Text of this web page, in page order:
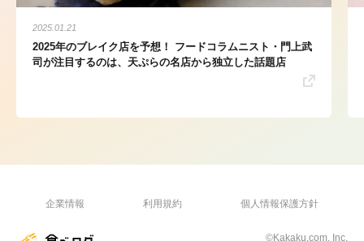
2025.01.21
2025年のブレイク店を予想！ フードコラムニスト・門上武
司が注目するのは、天ぷらの名店から独立した話題店
企業情報 利用規約 個人情報保護方針
©Kakaku.com, Inc.